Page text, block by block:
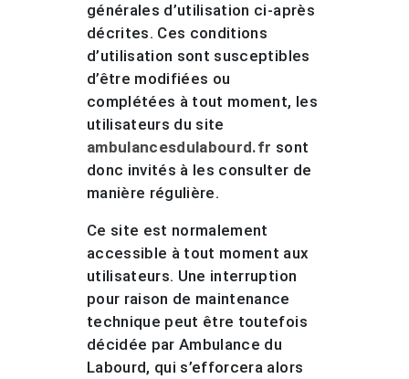
générales d’utilisation ci-après
décrites. Ces conditions
d’utilisation sont susceptibles
d’être modifiées ou
complétées à tout moment, les
utilisateurs du site
ambulancesdulabourd.fr sont
donc invités à les consulter de
manière régulière.
Ce site est normalement
accessible à tout moment aux
utilisateurs. Une interruption
pour raison de maintenance
technique peut être toutefois
décidée par Ambulance du
Labourd, qui s’efforcera alors